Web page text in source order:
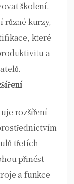
školení.
různé kurzy,
které
a
rozšíření
třetích
přinést
a funkce